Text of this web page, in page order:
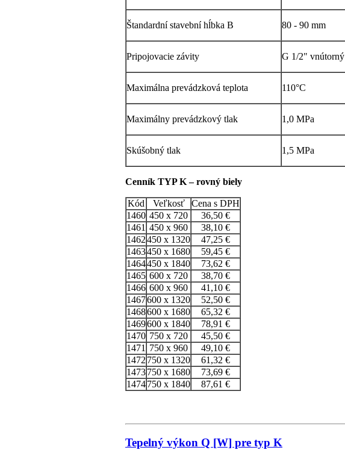
Štandardní stavební hĺbka B 80 - 90 mm
Pripojovacie závity G 1/2" vnútorný
Maximálna prevádzková teplota 110°C
Maximálny prevádzkový tlak 1,0 MPa
Skúšobný tlak 1,5 MPa
Cenník TYP K – rovný biely
Kód Veľkosť
Cena s DPH
1460 450 x 720
36,50 €
1461 450 x 960
38,10 €
1462450 x 1320
47,25 €
1463450 x 1680
59,45 €
1464450 x 1840
73,62 €
1465 600 x 720
38,70 €
1466 600 x 960
41,10 €
1467600 x 1320
52,50 €
1468600 x 1680
65,32 €
1469600 x 1840
78,91 €
1470 750 x 720
45,50 €
1471 750 x 960
49,10 €
1472 750 x 1320
61,32 €
1473750 x 1680
73,69 €
1474750 x 1840 87,61 €
Tepelný výkon Q [W] pre typ K